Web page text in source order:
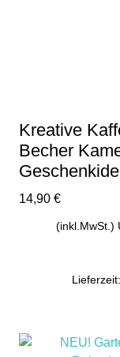
Kreative
Becher
14,90 €
(inkl.MwSt.)